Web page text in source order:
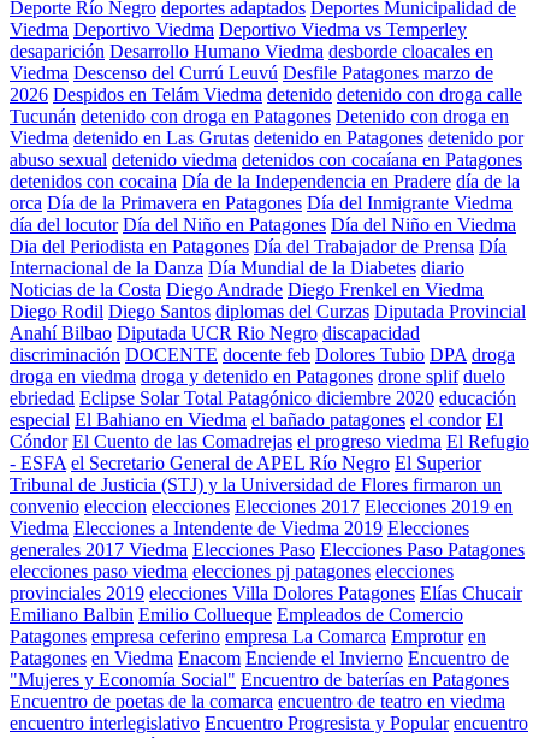
Deporte Río Negro deportes adaptados Deportes Municipalidad de
Viedma Deportivo Viedma Deportivo Viedma vs Temperley
desaparición Desarrollo Humano Viedma desborde cloacales en
Viedma Descenso del Currú Leuvú Desfile Patagones marzo de
2026 Despidos en Telám Viedma detenido detenido con droga calle
Tucunán detenido con droga en Patagones Detenido con droga en
Viedma detenido en Las Grutas detenido en Patagones detenido por
abuso sexual detenido viedma detenidos con cocaíana en Patagones
detenidos con cocaina Día de la Independencia en Pradere día de la
orca Día de la Primavera en Patagones Día del Inmigrante Viedma
día del locutor Día del Niño en Patagones Día del Niño en Viedma
Dia del Periodista en Patagones Día del Trabajador de Prensa Día
Internacional de la Danza Día Mundial de la Diabetes diario
Noticias de la Costa Diego Andrade Diego Frenkel en Viedma
Diego Rodil Diego Santos diplomas del Curzas Diputada Provincial
Anahí Bilbao Diputada UCR Rio Negro discapacidad
discriminación DOCENTE docente feb Dolores Tubio DPA droga
droga en viedma droga y detenido en Patagones drone splif duelo
ebriedad Eclipse Solar Total Patagónico diciembre 2020 educación
especial El Bahiano en Viedma el bañado patagones el condor El
Cóndor El Cuento de las Comadrejas el progreso viedma El Refugio
- ESFA el Secretario General de APEL Río Negro El Superior
Tribunal de Justicia (STJ) y la Universidad de Flores firmaron un
convenio eleccion elecciones Elecciones 2017 Elecciones 2019 en
Viedma Elecciones a Intendente de Viedma 2019 Elecciones
generales 2017 Viedma Elecciones Paso Elecciones Paso Patagones
elecciones paso viedma elecciones pj patagones elecciones
provinciales 2019 elecciones Villa Dolores Patagones Elías Chucair
Emiliano Balbin Emilio Collueque Empleados de Comercio
Patagones empresa ceferino empresa La Comarca Emprotur en
Patagones en Viedma Enacom Enciende el Invierno Encuentro de
"Mujeres y Economía Social" Encuentro de baterías en Patagones
Encuentro de poetas de la comarca encuentro de teatro en viedma
encuentro interlegislativo Encuentro Progresista y Popular encuentro